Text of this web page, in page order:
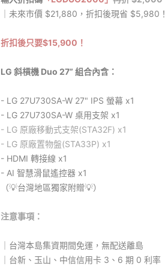
｜未來市價 $21,880，折扣後現省 $5,980！
折扣後只要$15,900！
LG 斜槓機 Duo 27” 組合內含：
- LG 27U730SA-W 27" IPS 螢幕 x1
- LG 27U730SA-W 桌用支架 x1
- LG 原廠移動式支架(STA32F) x1
- LG 原廠置物盤(STA33P) x1
- HDMI 轉接線 x1
- AI 智慧滑鼠遙控器 x1
（💡台灣地區獨家附贈💡）
注意事項：
｜台灣本島集資期間免運，無配送離島
｜台新、玉山、中信信用卡 3、6 期 0 利率